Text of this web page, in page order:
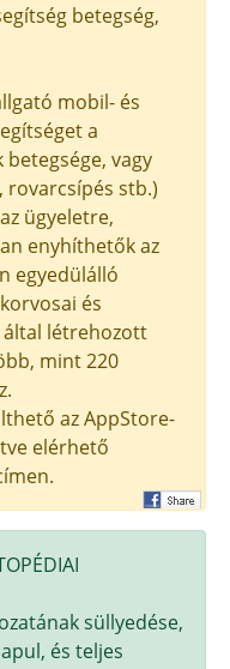
betegség,
mobil- és
a
vagy
rovarcsípés stb.)
ügyeletre,
enyhíthetők az
egyedülálló
és
által létrehozott
mint 220
az AppStore-
elérhető
süllyedése,
és teljes